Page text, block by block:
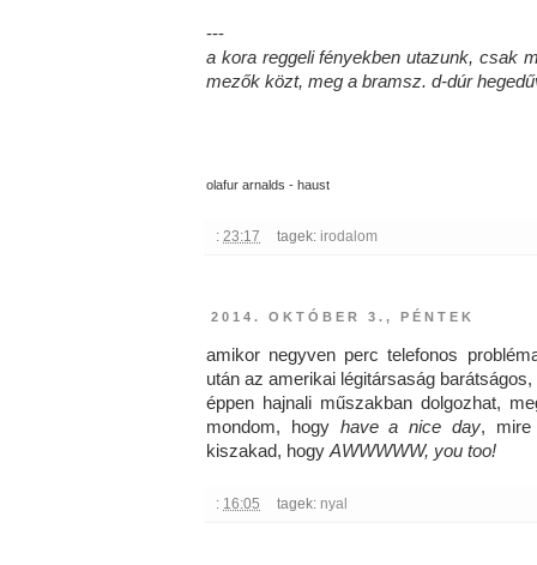
---
​​​a kora reggeli fényekben utazunk, csak
mezők közt, meg a bramsz. d-dúr
olafur arnalds - haust
: 23:17 tagek: irodalom
2014. OKTÓBER 3., PÉNTEK
amikor negyven perc telefonos
után az amerikai légitársaság
éppen hajnali műszakban dolgozhat,
mondom, hogy have a nice day, mire
kiszakad, hogyAWWWWW, you too!
: 16:05 tagek: nyal